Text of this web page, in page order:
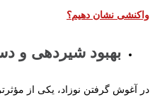
واکنشی نشان دهیم؟
بهبود شیردهی و
در آغوش گرفتن نوزاد، یکی از